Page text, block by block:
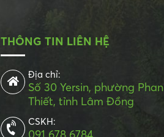
THÔNG TIN LIÊN HỆ
Địa chỉ:
Số 30 Yersin, phường Phan
Thiết, tỉnh Lâm Đồng
CSKH: